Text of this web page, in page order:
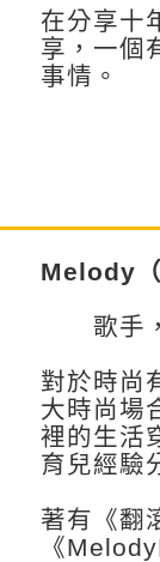
在分享十
享，一個
事情。
Melody
歌手，
對於時尚
大時尚場
裡的生活
育兒經驗
著有《翻
《